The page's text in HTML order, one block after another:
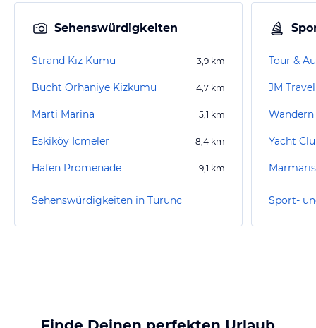
Sehenswürdigkeiten
Strand Kız Kumu 3,9 km
Bucht Orhaniye Kizkumu 4,7 km
Marti Marina 5,1 km
Eskiköy Icmeler 8,4 km
Hafen Promenade 9,1 km
Sehenswürdigkeiten in Turunc
Tour &
JM
Yacht
Sport-